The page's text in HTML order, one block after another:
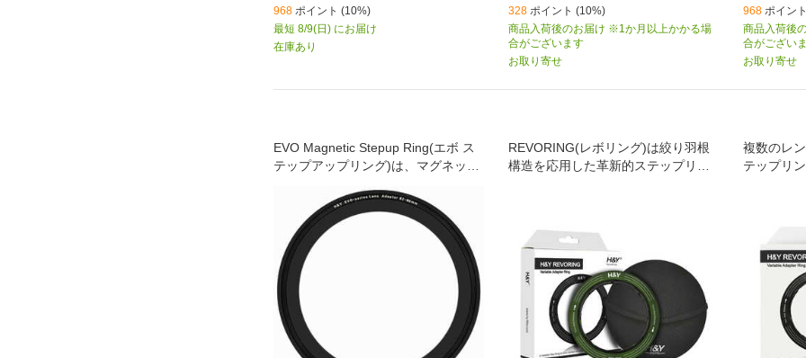
968 ポイント (10%)
最短 8/9(日) にお届け
在庫あり
328 ポイント (10%)
商品入荷後のお届け ※1か月以上かかる場
合がございます
お取り寄せ
968 ポイン
商品入荷後
合がござい
お取り寄せ
EVO Magnetic Stepup Ring(エボ ス
テップアップリング)は、マグネット
REVORING(レボリング)は絞り羽根
構造を応用した革新的ステップリン
複数のレ
テップリ